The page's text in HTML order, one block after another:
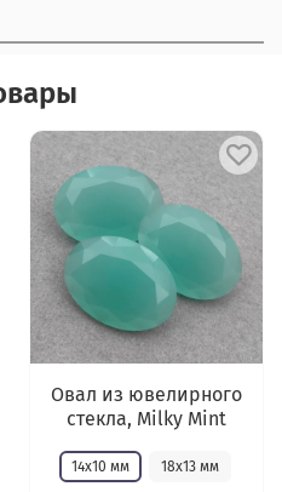
Овал из ювелирного
стекла, Milky Mint
14х10 мм 18х13 мм